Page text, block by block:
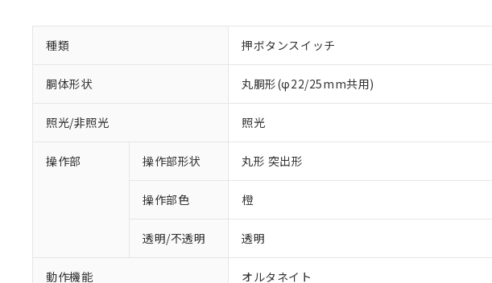
種類 押ボタンスイッチ
胴体形状 丸胴形(φ22/25mm共用)
照光/非照光 照光
操作部 操作部形状 丸形 突出形
操作部色 橙
透明/不透明 透明
動作機能 オルタネイト